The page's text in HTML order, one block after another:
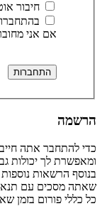
חיבור
אם אני
הרשמה
כדי להתחבר אתה
ומאפשרת לך יכולות
בנוסף הרשאות
שאתה מסכים עם תנאי
כל כללי פורום בזמן